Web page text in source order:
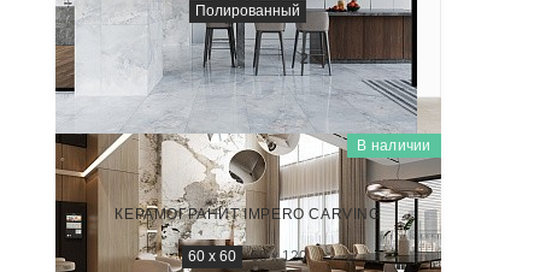
Полированный
2 200 ₽/м2
В наличии
MARMO
NTT995180M
КЕРАМОГРАНИТ IMPERO CARVING
60 x 60 60 x 120